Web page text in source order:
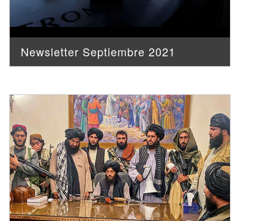
Newsletter Septiembre 2021